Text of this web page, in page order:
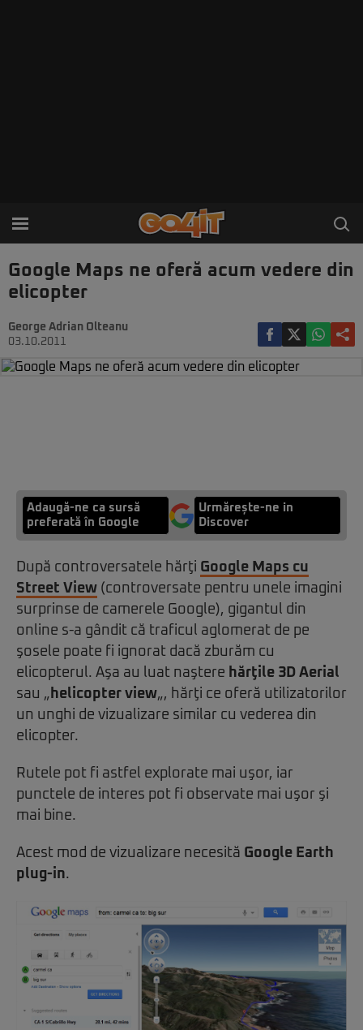
Google Maps ne oferă acum vedere din
elicopter
George Adrian Olteanu
03.10.2011
Adaugă-ne ca sursă
preferată în Google
Urmărește-ne in
Discover
După controversatele hărţi Google Maps cu
Street View (controversate pentru unele imagini
surprinse de camerele Google), gigantul din
online s-a gândit că traficul aglomerat de pe
şosele poate fi ignorat dacă zburăm cu
elicopterul. Aşa au luat naştere hărţile 3D Aerial
sau „ helicopter view„, hărţi ce oferă utilizatorilor
un unghi de vizualizare similar cu vederea din
elicopter.
Rutele pot fi astfel explorate mai uşor, iar
punctele de interes pot fi observate mai uşor şi
mai bine.
Acest mod de vizualizare necesită Google Earth
plug-in.